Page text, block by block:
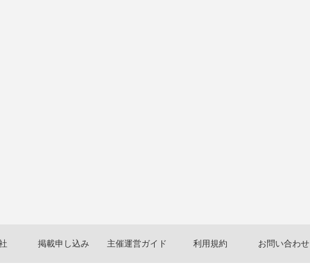
掲載申し込み 主催運営ガイド 利用規約 お問い合わせ